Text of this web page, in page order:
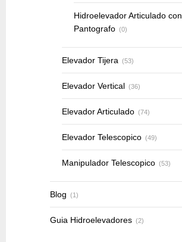
Hidroelevador Articulado con
Pantografo (0)
Elevador Tijera (53)
Elevador Vertical (36)
Elevador Articulado (74)
Elevador Telescopico (49)
Manipulador Telescopico (53)
Blog (1)
Guia Hidroelevadores (2)